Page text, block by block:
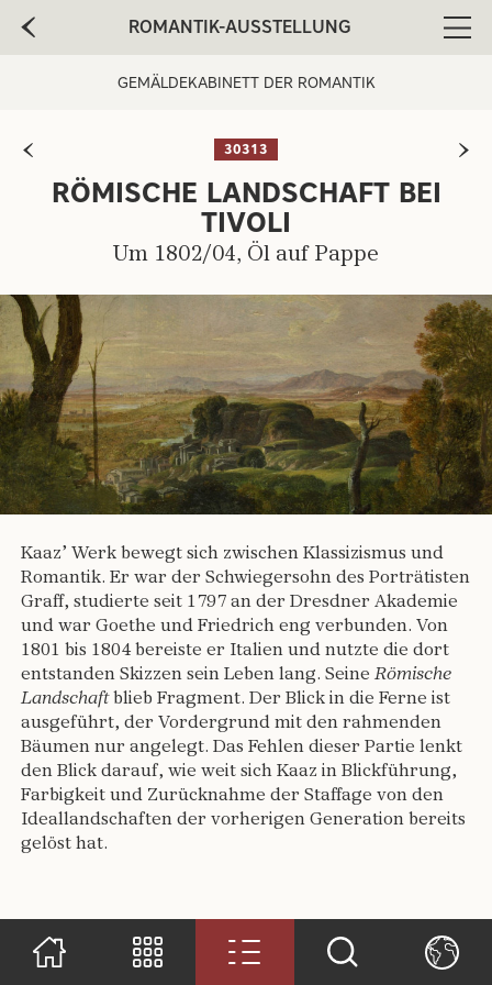
ROMANTIK-AUSSTELLUNG
GEMÄLDEKABINETT DER ROMANTIK
30313
ARTIST:
RÖMISCHE LANDSCHAFT BEI
TIVOLI
Um 1802/04, Öl auf Pappe
Kaaz’ Werk bewegt sich zwischen Klassizismus und
Romantik. Er war der Schwiegersohn des Porträtisten
Graff, studierte seit 1797 an der Dresdner Akademie
und war Goethe und Friedrich eng verbunden. Von
1801 bis 1804 bereiste er Italien und nutzte die dort
entstanden Skizzen sein Leben lang. Seine Römische
Landschaftblieb Fragment. Der Blick in die Ferne ist
ausgeführt, der Vordergrund mit den rahmenden
Bäumen nur angelegt. Das Fehlen dieser Partie lenkt
den Blick darauf, wie weit sich Kaaz in Blickführung,
Farbigkeit und Zurücknahme der Staffage von den
Ideallandschaften der vorherigen Generation bereits
gelöst hat.